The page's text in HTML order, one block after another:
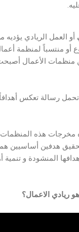
أو العمل الريادي
أو منتسباً لمنظمة
منظمات الأعمال
تحمل رسالة تعكس
مخرجات هذه
هدفين أساسيين
المنشودة و
ريادي الاعمال؟